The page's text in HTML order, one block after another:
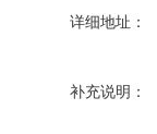
详细地址：
补充说明：